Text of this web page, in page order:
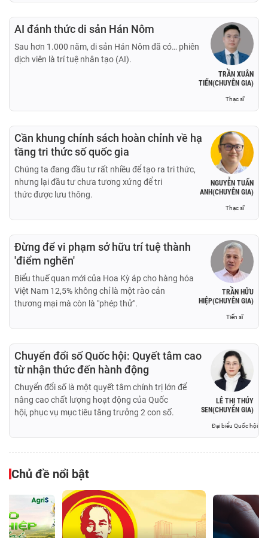
TRẦN XUÂN
TIẾN(CHUYÊN GIA)
Thạc sĩ
AI đánh thức di sản Hán Nôm
Sau hơn 1.000 năm, di sản Hán Nôm đã có… phiên
dịch viên là trí tuệ nhân tạo (AI).
NGUYỄN TUẤN
ANH(CHUYÊN GIA)
Thạc sĩ
Cần khung chính sách hoàn chỉnh về hạ
tầng tri thức số quốc gia
Chúng ta đang đầu tư rất nhiều để tạo ra tri thức,
nhưng lại đầu tư chưa tương xứng để tri
thức được lưu thông.
TRẦN HỮU
HIỆP(CHUYÊN GIA)
Tiến sĩ
Đừng để vi phạm sở hữu trí tuệ thành
'điểm nghẽn'
Biểu thuế quan mới của Hoa Kỳ áp cho hàng hóa
Việt Nam 12,5% không chỉ là một rào cản
thương mại mà còn là "phép thử".
LÊ THỊ THÚY
SEN(CHUYÊN GIA)
Đại biểu Quốc hội
Chuyển đổi số Quốc hội: Quyết tâm cao
từ nhận thức đến hành động
Chuyển đổi số là một quyết tâm chính trị lớn để
nâng cao chất lượng hoạt động của Quốc
hội, phục vụ mục tiêu tăng trưởng 2 con số.
Chủ đề nổi bật